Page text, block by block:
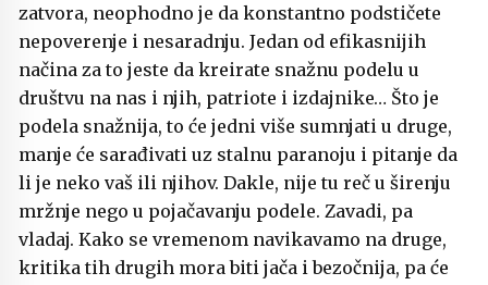
zatvora, neophodno je da konstantno podstičete
nepoverenje i nesaradnju. Jedan od efikasnijih
načina za to jeste da kreirate snažnu podelu u
društvu na nas i njih, patriote i izdajnike… Što je
podela snažnija, to će jedni više sumnjati u druge,
manje će sarađivati uz stalnu paranoju i pitanje da
li je neko vaš ili njihov. Dakle, nije tu reč u širenju
mržnje nego u pojačavanju podele. Zavadi, pa
vladaj. Kako se vremenom navikavamo na druge,
kritika tih drugih mora biti jača i bezočnija, pa će